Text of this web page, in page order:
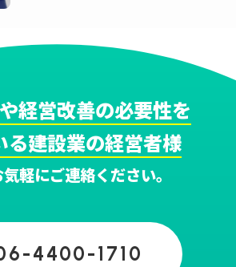
経営改善の必要性を
る建設業の経営者様
軽にご連絡ください。
4400-1710